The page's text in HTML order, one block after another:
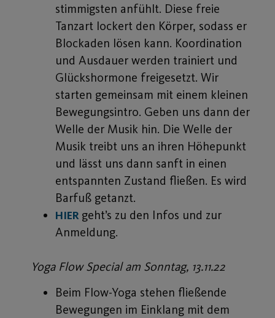
stimmigsten anfühlt. Diese freie
Tanzart lockert den Körper, sodass er
Blockaden lösen kann. Koordination
und Ausdauer werden trainiert und
Glückshormone freigesetzt. Wir
starten gemeinsam mit einem kleinen
Bewegungsintro. Geben uns dann der
Welle der Musik hin. Die Welle der
Musik treibt uns an ihren Höhepunkt
und lässt uns dann sanft in einen
entspannten Zustand fließen. Es wird
Barfuß getanzt.
HIER geht’s zu den Infos und zur
Anmeldung.
Yoga Flow Special am Sonntag, 13.11.22
Beim Flow-Yoga stehen fließende
Bewegungen im Einklang mit dem